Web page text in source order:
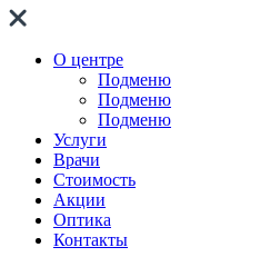
О центре
Подменю
Подменю
Подменю
Услуги
Врачи
Стоимость
Акции
Оптика
Контакты